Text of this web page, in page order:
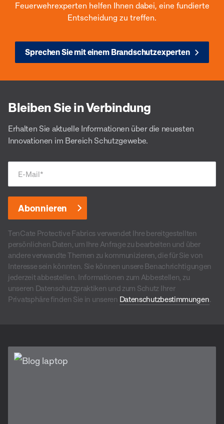
Feuerwehrexperten helfen Ihnen dabei, eine fundierte
Entscheidung zu treffen.
Sprechen Sie mit einem Brandschutzexperten
Bleiben Sie in Verbindung
Erhalten Sie aktuelle Informationen über die neuesten
Innovationen im Bereich Schutzgewebe.
E-Mail*
TenCate Protective Fabrics verwendet Ihre bereitgestellten
persönlichen Daten, um Ihre Anfrage zu bearbeiten und über
andere verwandte Themen zu kommunizieren, die für Sie von
Interesse sein könnten. Sie können unsere Benachrichtigungen
jederzeit abbestellen. Informationen zum Abbestellen, zu
unseren Datenschutzpraktiken und zum Schutz Ihrer
Privatsphäre finden Sie in unseren Datenschutzbestimmungen.